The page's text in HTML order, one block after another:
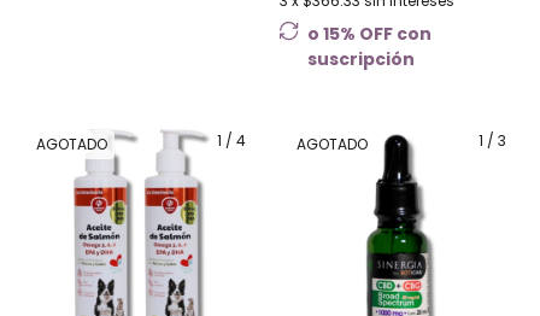
o 15% OFF con
suscripción
1 / 4
AGOTADO 1 / 3
AGOTADO